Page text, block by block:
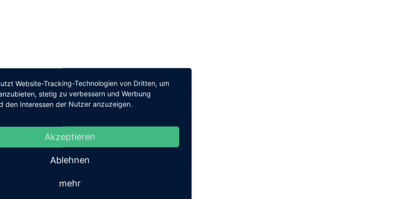
Website-Tracking-Technologien von Dritten, um
stetig zu verbessern und Werbung
den Interessen der Nutzer anzuzeigen.
Akzeptieren
Ablehnen
mehr